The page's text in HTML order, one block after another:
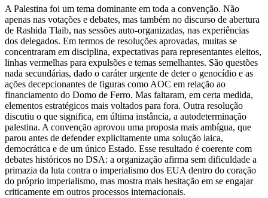
A Palestina foi um tema dominante em toda a convenção. Não
apenas nas votações e debates, mas também no discurso de abertura
de Rashida Tlaib, nas sessões auto-organizadas, nas experiências
dos delegados. Em termos de resoluções aprovadas, muitas se
concentraram em disciplina, expectativas para representantes eleitos,
linhas vermelhas para expulsões e temas semelhantes. São questões
nada secundárias, dado o caráter urgente de deter o genocídio e as
ações decepcionantes de figuras como AOC em relação ao
financiamento do Domo de Ferro. Mas faltaram, em certa medida,
elementos estratégicos mais voltados para fora. Outra resolução
discutiu o que significa, em última instância, a autodeterminação
palestina. A convenção aprovou uma proposta mais ambígua, que
parou antes de defender explicitamente uma solução laica,
democrática e de um único Estado. Esse resultado é coerente com
debates históricos no DSA: a organização afirma sem dificuldade a
primazia da luta contra o imperialismo dos EUA dentro do coração
do próprio imperialismo, mas mostra mais hesitação em se engajar
criticamente em outros processos internacionais.